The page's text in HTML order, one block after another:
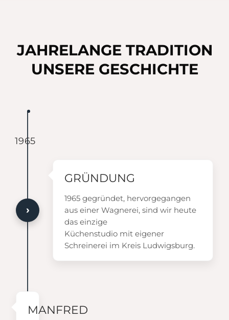
JAHRELANGE TRADITION
UNSERE GESCHICHTE
1965
›
GRÜNDUNG
1965 gegründet, hervorgegangen
aus einer Wagnerei, sind wir heute
das einzige
Küchenstudio mit eigener
Schreinerei im Kreis Ludwigsburg.
MANFRED